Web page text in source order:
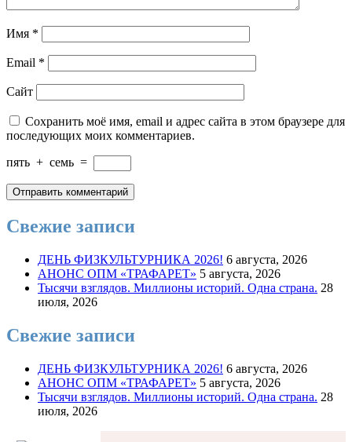
Имя *
Email *
Сайт
Сохранить моё имя, email и адрес сайта в этом браузере для
последующих моих комментариев.
пять + семь =
Свежие записи
ДЕНЬ ФИЗКУЛЬТУРНИКА 2026! 6 августа, 2026
АНОНС ОПМ «ТРАФАРЕТ» 5 августа, 2026
Тысячи взглядов. Миллионы историй. Одна страна. 28
июля, 2026
Свежие записи
ДЕНЬ ФИЗКУЛЬТУРНИКА 2026! 6 августа, 2026
АНОНС ОПМ «ТРАФАРЕТ» 5 августа, 2026
Тысячи взглядов. Миллионы историй. Одна страна. 28
июля, 2026